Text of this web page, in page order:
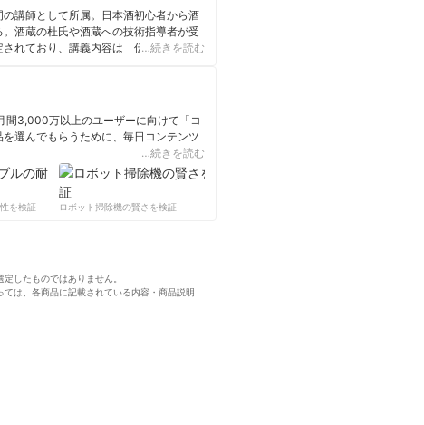
講師として所属。日本酒初心者から酒
酒蔵の杜氏や酒蔵への技術指導者が受
れており、講義内容は「伝統的な酒造
海外の方でも確実に伝わる解説を得意
…続きを読む
間3,000万以上のユーザーに向けて「コ
選んでもらうために、毎日コンテンツ
…続きを読む
検証 ロボット掃除機の賢さを検証
したものではありません。
は、各商品に記載されている内容・商品説明